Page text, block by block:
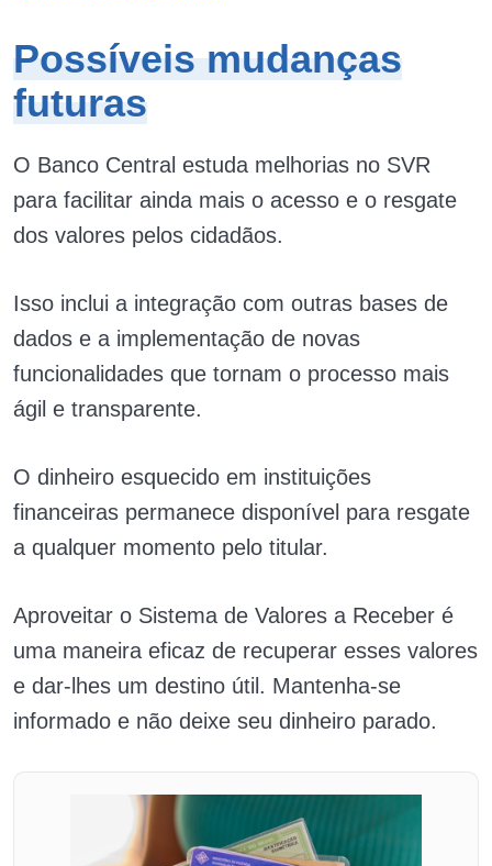
Possíveis mudanças
futuras
O Banco Central estuda melhorias no SVR
para facilitar ainda mais o acesso e o resgate
dos valores pelos cidadãos.
Isso inclui a integração com outras bases de
dados e a implementação de novas
funcionalidades que tornam o processo mais
ágil e transparente.
O dinheiro esquecido em instituições
financeiras permanece disponível para resgate
a qualquer momento pelo titular.
Aproveitar o Sistema de Valores a Receber é
uma maneira eficaz de recuperar esses valores
e dar-lhes um destino útil. Mantenha-se
informado e não deixe seu dinheiro parado.